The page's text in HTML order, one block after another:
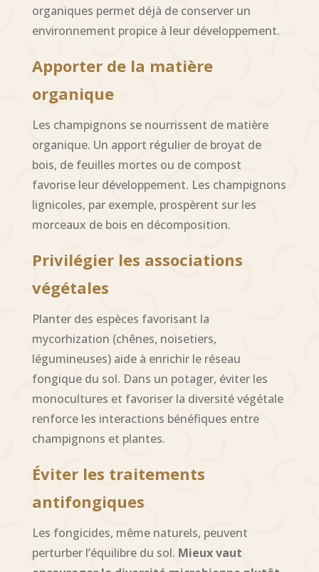
organiques permet déjà de conserver un
environnement propice à leur développement.
Apporter de la matière
organique
Les champignons se nourrissent de matière
organique. Un apport régulier de broyat de
bois, de feuilles mortes ou de compost
favorise leur développement. Les champignons
lignicoles, par exemple, prospèrent sur les
morceaux de bois en décomposition.
Privilégier les associations
végétales
Planter des espèces favorisant la
mycorhization (chênes, noisetiers,
légumineuses) aide à enrichir le réseau
fongique du sol. Dans un potager, éviter les
monocultures et favoriser la diversité végétale
renforce les interactions bénéfiques entre
champignons et plantes.
Éviter les traitements
antifongiques
Les fongicides, même naturels, peuvent
perturber l’équilibre du sol. Mieux vaut